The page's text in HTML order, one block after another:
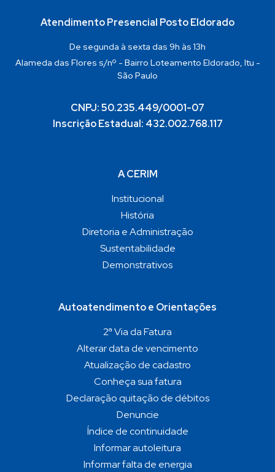
Atendimento Presencial Posto Eldorado
De segunda à sexta das 9h às 13h
Alameda das Flores s/nº - Bairro Loteamento Eldorado, Itu -
São Paulo
CNPJ: 50.235.449/0001-07
Inscrição Estadual: 432.002.768.117
A CERIM
Institucional
História
Diretoria e Administração
Sustentabilidade
Demonstrativos
Autoatendimento e Orientações
2ª Via da Fatura
Alterar data de vencimento
Atualização de cadastro
Conheça sua fatura
Declaração quitação de débitos
Denuncie
Índice de continuidade
Informar autoleitura
Informar falta de energia